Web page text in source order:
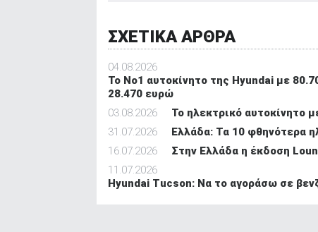
ΣΧΕΤΙΚΑ ΑΡΘΡΑ
04.08.2026
Το Νο1 αυτοκίνητο της Hyundai με
28.470 ευρώ
03.08.2026
Το ηλεκτρικό αυτοκίνητο
31.07.2026
Ελλάδα: Τα 10 φθηνότερα
16.07.2026
Στην Ελλάδα η έκδοση
11.07.2026
Hyundai Tucson: Να το αγοράσω σε